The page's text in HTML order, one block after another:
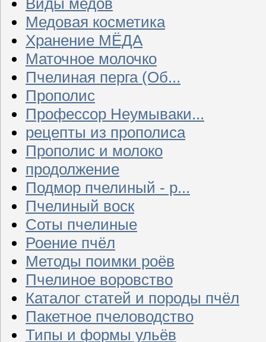
Медовая косметика
Хранение МЁДА
Маточное молочко
Пчелиная перга (Об...
Прополис
Профессор Неумываки...
рецепты из прополиса
Прополис и молоко
продолжение
Подмор пчелиный - р...
Пчелиный воск
Соты пчелиные
Роение пчёл
Методы поимки роёв
Пчелиное воровство
Каталог статей и породы пчёл
Пакетное пчеловодство
Типы и формы ульёв